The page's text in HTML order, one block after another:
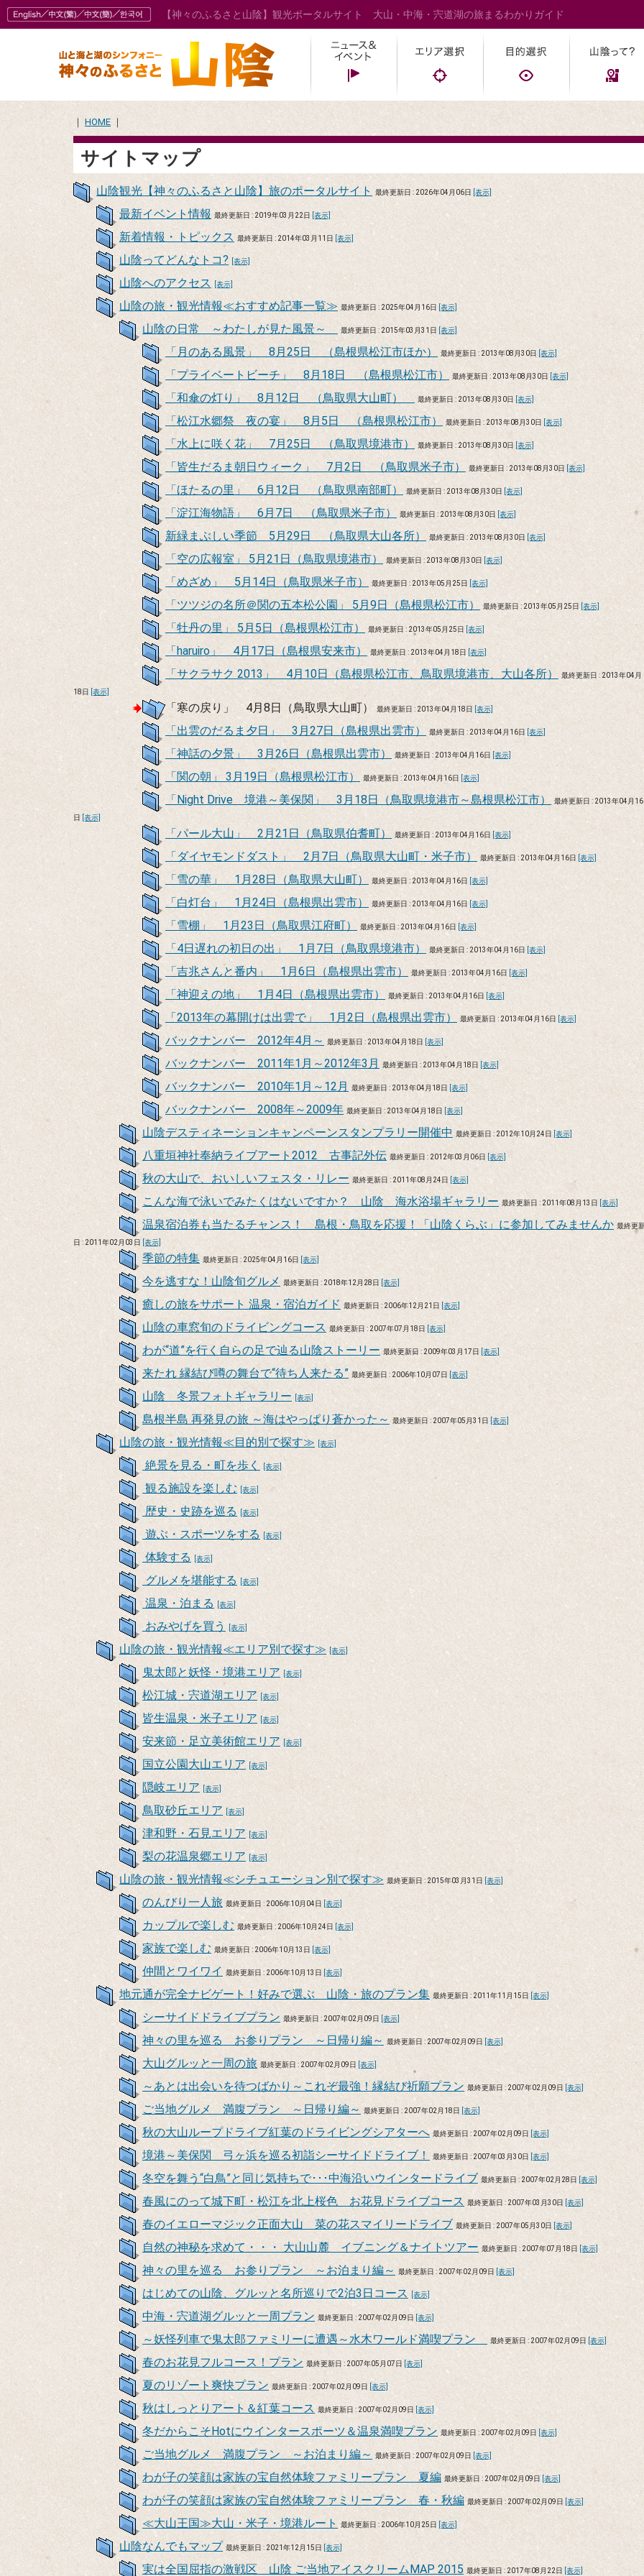
【神々のふるさと山陰】観光ポータルサイト 大山・中海・宍道湖の旅まるわかりガイド
｜ HOME ｜
サイトマップ
山陰観光【神々のふるさと山陰】旅のポータルサイト 最終更新日 : 2026年04月06日 [表示]
最新イベント情報 最終更新日 : 2019年03月22日 [表示]
新着情報・トピックス 最終更新日 : 2014年03月11日 [表示]
山陰ってどんなトコ? [表示]
山陰へのアクセス [表示]
山陰の旅・観光情報≪おすすめ記事一覧≫ 最終更新日 : 2025年04月16日 [表示]
山陰の日常 ～わたしが見た風景～ 最終更新日 : 2015年03月31日 [表示]
「月のある風景」 8月25日 （島根県松江市ほか） 最終更新日 : 2013年08月30日 [表示]
「プライベートビーチ」 8月18日 （島根県松江市） 最終更新日 : 2013年08月30日 [表示]
「和傘の灯り」 8月12日 （鳥取県大山町） 最終更新日 : 2013年08月30日 [表示]
「松江水郷祭 夜の宴」 8月5日 （島根県松江市） 最終更新日 : 2013年08月30日 [表示]
「水上に咲く花」 7月25日 （鳥取県境港市） 最終更新日 : 2013年08月30日 [表示]
「皆生だるま朝日ウィーク」 7月2日 （鳥取県米子市） 最終更新日 : 2013年08月30日 [表示]
「ほたるの里」 6月12日 （鳥取県南部町） 最終更新日 : 2013年08月30日 [表示]
「淀江海物語」 6月7日 （鳥取県米子市） 最終更新日 : 2013年08月30日 [表示]
新緑まぶしい季節 5月29日 （鳥取県大山各所） 最終更新日 : 2013年08月30日 [表示]
「空の広報室」 5月21日（鳥取県境港市） 最終更新日 : 2013年08月30日 [表示]
「めざめ」 5月14日（鳥取県米子市） 最終更新日 : 2013年05月25日 [表示]
「ツツジの名所＠関の五本松公園」 5月9日（島根県松江市） 最終更新日 : 2013年05月25日 [表示]
「牡丹の里」 5月5日（島根県松江市） 最終更新日 : 2013年05月25日 [表示]
「haruiro」 4月17日（島根県安来市） 最終更新日 : 2013年04月18日 [表示]
「サクラサク 2013」 4月10日（島根県松江市、鳥取県境港市、大山各所） 最終更新日 : 2013年04月
18日 [表示]
「寒の戻り」 4月8日（鳥取県大山町） 最終更新日 : 2013年04月18日 [表示]
「出雲のだるま夕日」 3月27日（島根県出雲市） 最終更新日 : 2013年04月16日 [表示]
「神話の夕景」 3月26日（島根県出雲市） 最終更新日 : 2013年04月16日 [表示]
「関の朝」 3月19日（島根県松江市） 最終更新日 : 2013年04月16日 [表示]
「Night Drive 境港～美保関」 3月18日（鳥取県境港市～島根県松江市） 最終更新日 : 2013年04月16
日 [表示]
「パール大山」 2月21日（鳥取県伯耆町） 最終更新日 : 2013年04月16日 [表示]
「ダイヤモンドダスト」 2月7日（鳥取県大山町・米子市） 最終更新日 : 2013年04月16日 [表示]
「雪の華」 1月28日（鳥取県大山町） 最終更新日 : 2013年04月16日 [表示]
「白灯台」 1月24日（島根県出雲市） 最終更新日 : 2013年04月16日 [表示]
「雪棚」 1月23日（鳥取県江府町） 最終更新日 : 2013年04月16日 [表示]
「4日遅れの初日の出」 1月7日（鳥取県境港市） 最終更新日 : 2013年04月16日 [表示]
「吉兆さんと番内」 1月6日（島根県出雲市） 最終更新日 : 2013年04月16日 [表示]
「神迎えの地」 1月4日（島根県出雲市） 最終更新日 : 2013年04月16日 [表示]
「2013年の幕開けは出雲で」 1月2日（島根県出雲市） 最終更新日 : 2013年04月16日 [表示]
バックナンバー 2012年4月～ 最終更新日 : 2013年04月18日 [表示]
バックナンバー 2011年1月～2012年3月 最終更新日 : 2013年04月18日 [表示]
バックナンバー 2010年1月～12月 最終更新日 : 2013年04月18日 [表示]
バックナンバー 2008年～2009年 最終更新日 : 2013年04月18日 [表示]
山陰デスティネーションキャンペーンスタンプラリー開催中 最終更新日 : 2012年10月24日 [表示]
八重垣神社奉納ライブアート2012 古事記外伝 最終更新日 : 2012年03月06日 [表示]
秋の大山で、おいしいフェスタ・リレー 最終更新日 : 2011年08月24日 [表示]
こんな海で泳いでみたくはないですか？ 山陰 海水浴場ギャラリー 最終更新日 : 2011年08月13日 [表示]
温泉宿泊券も当たるチャンス！ 島根・鳥取を応援！「山陰くらぶ」に参加してみませんか 最終更
日 : 2011年02月03日 [表示]
季節の特集 最終更新日 : 2025年04月16日 [表示]
今を逃すな！山陰旬グルメ 最終更新日 : 2018年12月28日 [表示]
癒しの旅をサポート 温泉・宿泊ガイド 最終更新日 : 2006年12月21日 [表示]
山陰の車窓旬のドライビングコース 最終更新日 : 2007年07月18日 [表示]
わが“道”を行く自らの足で辿る山陰ストーリー 最終更新日 : 2009年03月17日 [表示]
来たれ 縁結び噂の舞台で“待ち人来たる” 最終更新日 : 2006年10月07日 [表示]
山陰 冬景フォトギャラリー [表示]
島根半島 再発見の旅 ～海はやっぱり蒼かった～ 最終更新日 : 2007年05月31日 [表示]
山陰の旅・観光情報≪目的別で探す≫ [表示]
絶景を見る・町を歩く [表示]
観る施設を楽しむ [表示]
歴史・史跡を巡る [表示]
遊ぶ・スポーツをする [表示]
体験する [表示]
グルメを堪能する [表示]
温泉・泊まる [表示]
おみやげを買う [表示]
山陰の旅・観光情報≪エリア別で探す≫ [表示]
鬼太郎と妖怪・境港エリア [表示]
松江城・宍道湖エリア [表示]
皆生温泉・米子エリア [表示]
安来節・足立美術館エリア [表示]
国立公園大山エリア [表示]
隠岐エリア [表示]
鳥取砂丘エリア [表示]
津和野・石見エリア [表示]
梨の花温泉郷エリア [表示]
山陰の旅・観光情報≪シチュエーション別で探す≫ 最終更新日 : 2015年03月31日 [表示]
のんびり一人旅 最終更新日 : 2006年10月04日 [表示]
カップルで楽しむ 最終更新日 : 2006年10月24日 [表示]
家族で楽しむ 最終更新日 : 2006年10月13日 [表示]
仲間とワイワイ 最終更新日 : 2006年10月13日 [表示]
地元通が完全ナビゲート！好みで選ぶ 山陰・旅のプラン集 最終更新日 : 2011年11月15日 [表示]
シーサイドドライブプラン 最終更新日 : 2007年02月09日 [表示]
神々の里を巡る お参りプラン ～日帰り編～ 最終更新日 : 2007年02月09日 [表示]
大山グルッと一周の旅 最終更新日 : 2007年02月09日 [表示]
～あとは出会いを待つばかり～これぞ最強！縁結び祈願プラン 最終更新日 : 2007年02月09日 [表示]
ご当地グルメ 満腹プラン ～日帰り編～ 最終更新日 : 2007年02月18日 [表示]
秋の大山ループドライブ紅葉のドライビングシアターへ 最終更新日 : 2007年02月09日 [表示]
境港～美保関 弓ヶ浜を巡る初詣シーサイドドライブ！ 最終更新日 : 2007年03月30日 [表示]
冬空を舞う“白鳥”と同じ気持ちで･･･中海沿いウインタードライブ 最終更新日 : 2007年02月28日 [表示]
春風にのって城下町・松江を北上桜色 お花見ドライブコース 最終更新日 : 2007年03月30日 [表示]
春のイエローマジック正面大山 菜の花スマイリードライブ 最終更新日 : 2007年05月30日 [表示]
自然の神秘を求めて・・・ 大山山麓 イブニング＆ナイトツアー 最終更新日 : 2007年07月18日 [表示]
神々の里を巡る お参りプラン ～お泊まり編～ 最終更新日 : 2007年02月09日 [表示]
はじめての山陰、グルッと名所巡りで2泊3日コース [表示]
中海・宍道湖グルッと一周プラン 最終更新日 : 2007年02月09日 [表示]
～妖怪列車で鬼太郎ファミリーに遭遇～水木ワールド満喫プラン 最終更新日 : 2007年02月09日 [表示]
春のお花見フルコース！プラン 最終更新日 : 2007年05月07日 [表示]
夏のリゾート爽快プラン 最終更新日 : 2007年02月09日 [表示]
秋はしっとりアート＆紅葉コース 最終更新日 : 2007年02月09日 [表示]
冬だからこそHotにウインタースポーツ＆温泉満喫プラン 最終更新日 : 2007年02月09日 [表示]
ご当地グルメ 満腹プラン ～お泊まり編～ 最終更新日 : 2007年02月09日 [表示]
わが子の笑顔は家族の宝自然体験ファミリープラン 夏編 最終更新日 : 2007年02月09日 [表示]
わが子の笑顔は家族の宝自然体験ファミリープラン 春・秋編 最終更新日 : 2007年02月09日 [表示]
≪大山王国≫大山・米子・境港ルート 最終更新日 : 2006年10月25日 [表示]
山陰なんでもマップ 最終更新日 : 2021年12月15日 [表示]
実は全国屈指の激戦区 山陰 ご当地アイスクリームMAP 2015 最終更新日 : 2017年08月22日 [表示]